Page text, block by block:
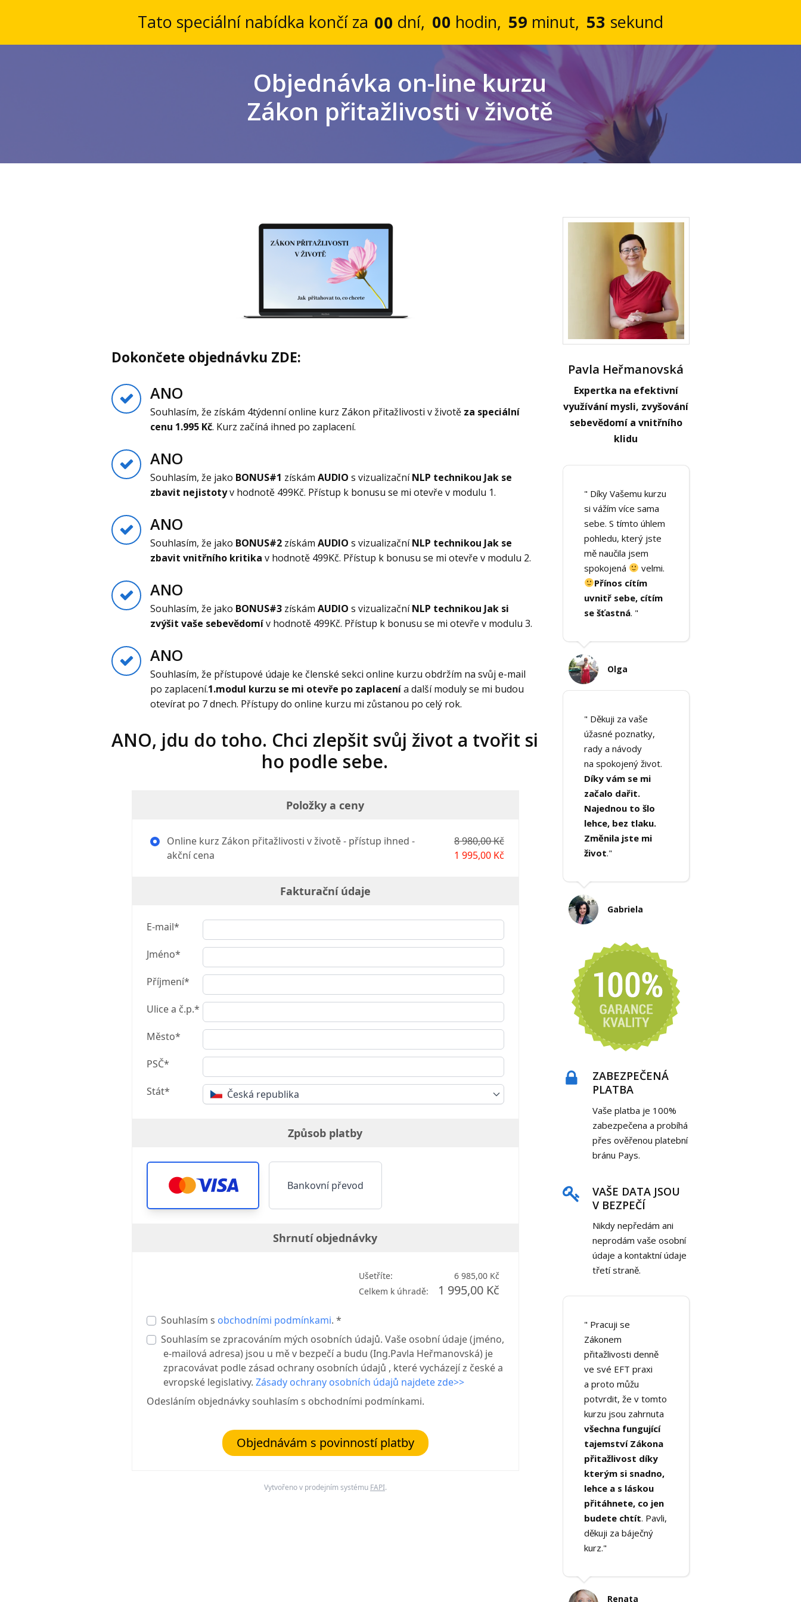
Tato speciální nabídka končí za 00 dní 00 hodin 59 minut 5 sekund
Objednávka on-line kurzu
Zákon přitažlivosti v životě
Dokončete objednávku ZDE:
ANO
Souhlasím, že získám 4týdenní online kurz Zákon přitažlivosti v životě za speciální
cenu 1.995 Kč. Kurz začíná ihned po zaplacení.
ANO
Souhlasím, že jako BONUS#1 získám AUDIO s vizualizačníNLP technikou Jak se
zbavit nejistotyv hodnotě 499Kč. Přístup k bonusu se mi otevře v modulu 1.
ANO
Souhlasím, že jako BONUS#2 získám AUDIO s vizualizačníNLP technikou Jak se
zbavit vnitřního kritika v hodnotě 499Kč. Přístup k bonusu se mi otevře v modulu 2.
ANO
Souhlasím, že jako BONUS#3 získám AUDIO s vizualizačníNLP technikou Jak si
zvýšit vaše sebevědomív hodnotě 499Kč. Přístup k bonusu se mi otevře v modulu 3.
ANO
Souhlasím, že přístupové údaje ke členské sekci online kurzu obdržím na svůj e-mail
po zaplacení.1.modul kurzu se mi otevře po zaplacenía další moduly se mi budou
otevírat po 7 dnech. Přístupy do online kurzu mi zůstanou po celý rok.
ANO, jdu do toho. Chci zlepšit svůj život a tvořit si
ho podle sebe.
Položky a ceny
Online kurz Zákon přitažlivosti v životě - přístup ihned -
akční cena
8 980,00 Kč
1 995,00 Kč
Fakturační údaje
E-mail*
Jméno*
Příjmení*
Ulice a č.p.*
Město*
PSČ*
Stát* Česká republika
Způsob platby
Bankovní převod
Shrnutí objednávky
Ušetříte:
6 985,00 Kč
Celkem k úhradě:
1 995,00 Kč
Souhlasím s obchodními podmínkami. *
Souhlasím se zpracováním mých osobních údajů. Vaše osobní údaje (jméno,
e-mailová adresa) jsou u mě v bezpečí a budu (Ing.Pavla Heřmanovská) je
zpracovávat podle zásad ochrany osobních údajů , které vycházejí z české a
evropské legislativy. Zásady ochrany osobních údajů najdete zde>>
Odesláním objednávky souhlasím s obchodními podmínkami.
Objednávám s povinností platby
Vytvořeno v prodejním systému FAPI.
Pavla Heřmanovská
Expertka na efektivní
využívání mysli, zvyšování
sebevědomí a vnitřního
klidu
" Díky Vašemu kurzu
si vážím více sama
sebe. S tímto úhlem
pohledu, který jste
mě naučila jsem
spokojená
velmi.
Přínos cítím
uvnitř sebe, cítím
se šťastná. "
Olga
" Děkuji za vaše
úžasné poznatky,
rady a návody
na spokojený život.
Díky vám se mi
začalo dařit.
Najednou to šlo
lehce, bez tlaku.
Změnila jste mi
život."
Gabriela
ZABEZPEČENÁ
PLATBA
Vaše platba je 100%
zabezpečena a probíhá
přes ověřenou platební
bránu Pays.
VAŠE DATA JSOU
V BEZPEČÍ
Nikdy nepředám ani
neprodám vaše osobní
údaje a kontaktní údaje
třetí straně.
" Pracuji se
Zákonem
přitažlivosti denně
ve své EFT praxi
a proto můžu
potvrdit, že v tomto
kurzu jsou zahrnuta
všechna fungující
tajemství Zákona
přitažlivost díky
kterým si snadno,
lehce a s láskou
přitáhnete, co jen
budete chtít. Pavli,
děkuji za báječný
kurz."
Renata